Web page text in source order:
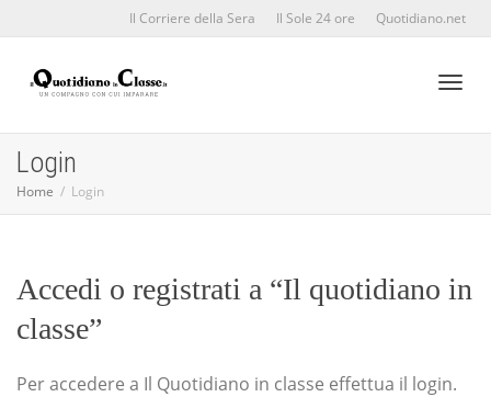
Il Corriere della Sera Il Sole 24 ore Quotidiano.net
Login
Home Login
Accedi o registrati a “Il quotidiano in
classe”
Per accedere a Il Quotidiano in classe effettua il login.